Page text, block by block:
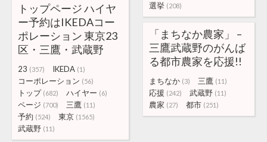
選挙 (208)
トップページ ハイヤ
ー予約はIKEDAコー
ポレーション 東京23
区・三鷹・武蔵野
23 (357) IKEDA (1)
コーポレーション (56)
トップ (682) ハイヤー (6)
ページ (700) 三鷹 (11)
予約 (524) 東京 (1565)
武蔵野 (11)
「まちなか農家」 –
三鷹武蔵野のがんば
る都市農家を応援!!
まちなか (3) 三鷹 (11)
応援 (242) 武蔵野 (11)
農家 (27) 都市 (251)